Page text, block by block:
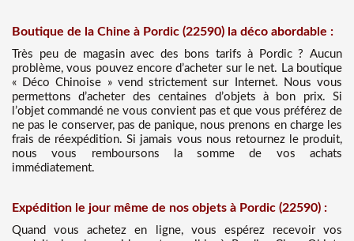
Boutique de la Chine à Pordic (22590) la déco abordable :
Très peu de magasin avec des bons tarifs à Pordic ? Aucun
problème, vous pouvez encore d’acheter sur le net. La boutique
« Déco Chinoise » vend strictement sur Internet. Nous vous
permettons d’acheter des centaines d’objets à bon prix. Si
l’objet commandé ne vous convient pas et que vous préférez de
ne pas le conserver, pas de panique, nous prenons en charge les
frais de réexpédition. Si jamais vous nous retournez le produit,
nous vous remboursons la somme de vos achats
immédiatement.
Expédition le jour même de nos objets à Pordic (22590) :
Quand vous achetez en ligne, vous espérez recevoir vos